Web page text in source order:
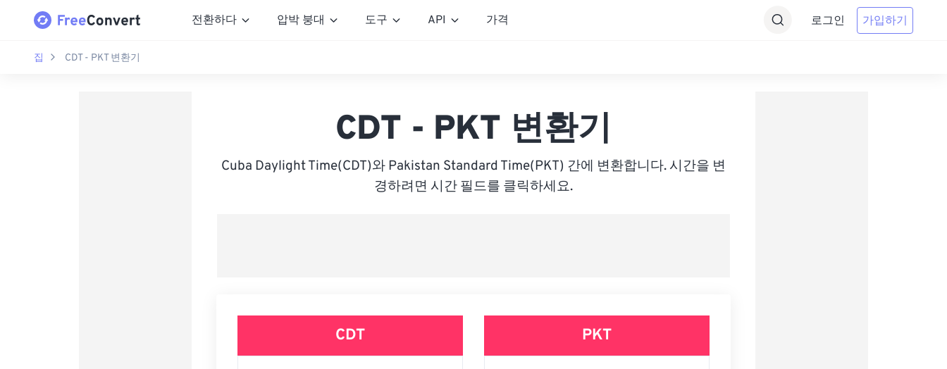
전환하다 압박 붕대 도구 API 가격 로그인 가입하기
집 CDT - PKT 변환기
CDT - PKT 변환기
Cuba Daylight Time(CDT)와 Pakistan Standard Time(PKT) 간에 변환합니다. 시간을 변
경하려면 시간 필드를 클릭하세요.
CDT PKT